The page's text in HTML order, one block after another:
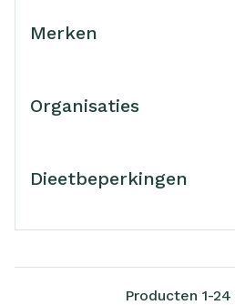
Merken
Organisaties
Dieetbeperkingen
Producten 1-24